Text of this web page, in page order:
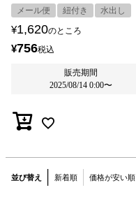
メール便 紐付き 水出し
¥1,620のところ
¥756税込
販売期間
2025/08/14 0:00〜
並び替え 新着順 価格が安い順